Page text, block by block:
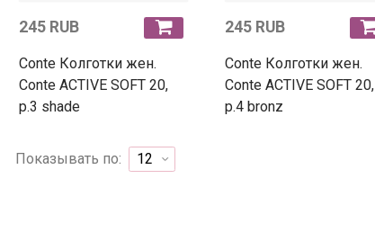
245 RUB
Conte Колготки жен.
Conte ACTIVE SOFT 20,
p.3 shade
245 RUB
Conte Колготки жен.
Conte ACTIVE SOFT 20,
p.4 bronz
Показывать по: